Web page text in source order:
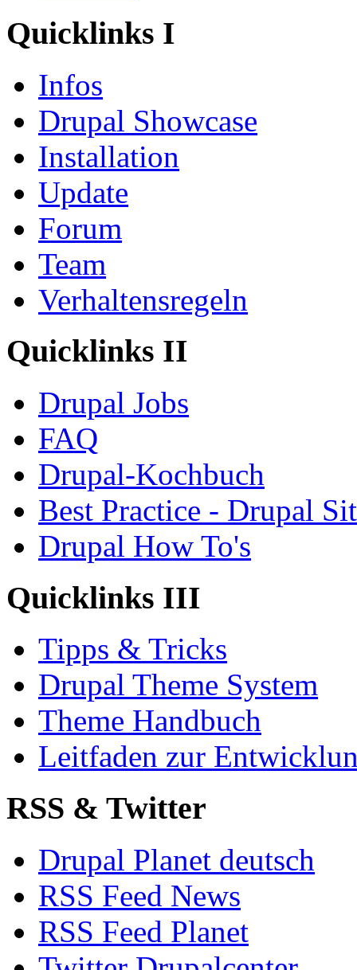
Quicklinks I
Infos
Drupal Showcase
Installation
Update
Forum
Team
Verhaltensregeln
Quicklinks II
Drupal Jobs
FAQ
Drupal-Kochbuch
Best Practice - Drupal
Drupal How To's
Quicklinks III
Tipps & Tricks
Drupal Theme System
Theme Handbuch
Leitfaden zur
RSS & Twitter
Drupal Planet deutsch
RSS Feed News
RSS Feed Planet